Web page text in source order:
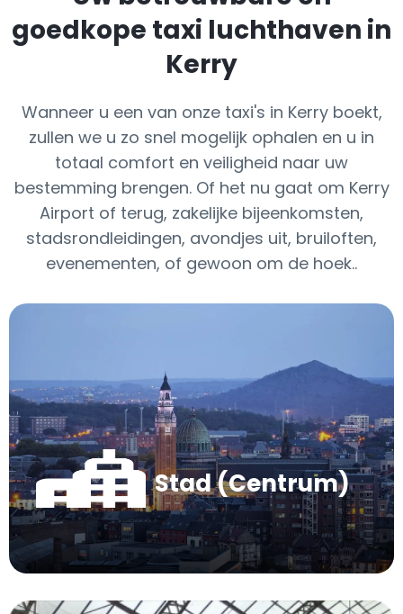
goedkope taxi luchthaven in
Kerry
Wanneer u een van onze taxi's in Kerry boekt,
zullen we u zo snel mogelijk ophalen en u in
totaal comfort en veiligheid naar uw
bestemming brengen. Of het nu gaat om Kerry
Airport of terug, zakelijke bijeenkomsten,
stadsrondleidingen, avondjes uit, bruiloften,
evenementen, of gewoon om de hoek..
Stad (Centrum)